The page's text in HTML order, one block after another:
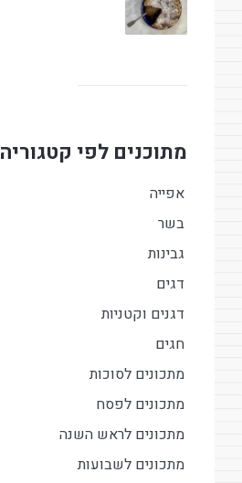
מתוכנים לפי קטגוריה
אפייה
בשר
גבינות
דגים
דגנים וקטניות
חגים
מתכונים לסוכות
מתכונים לפסח
מתכונים לראש השנה
מתכונים לשבועות